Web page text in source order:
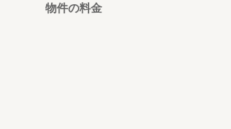
物件の料金